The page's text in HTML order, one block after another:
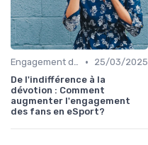
Engagement des Fans •
25/03/2025
De l'indifférence à la
dévotion : Comment
augmenter l'engagement
des fans en eSport?